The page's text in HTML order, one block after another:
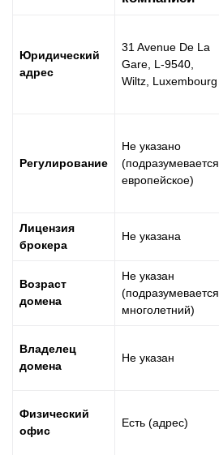
Юридический
адрес
31 Avenue De La
Gare, L-9540,
Wiltz, Luxembourg
Регулирование
Не указано
(подразумевается
европейское)
Лицензия
брокера
Не указана
Возраст
домена
Не указан
(подразумевается
многолетний)
Владелец
домена
Не указан
Физический
офис
Есть (адрес)